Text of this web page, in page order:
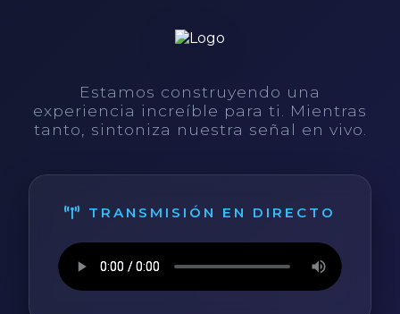
Estamos construyendo una
experiencia increíble para ti. Mientras
tanto, sintoniza nuestra señal en vivo.
TRANSMISIÓN EN DIRECTO